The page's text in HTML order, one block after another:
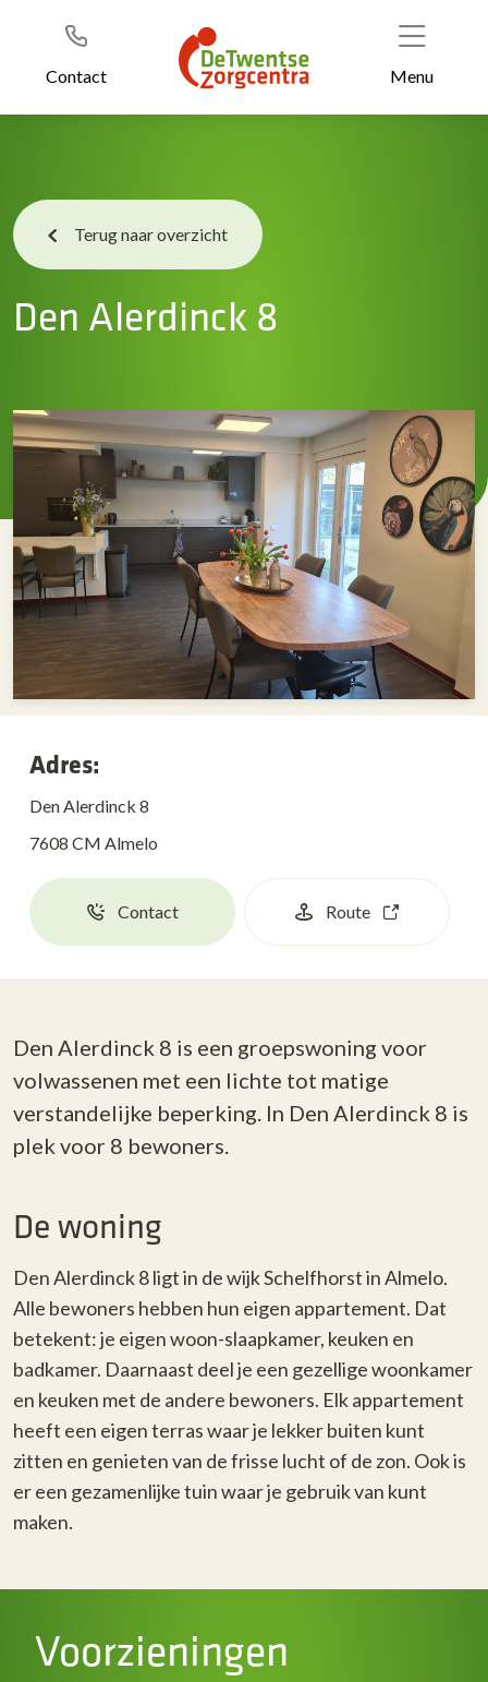
Header
Contact Menu
Terug naar overzicht
Den Alerdinck 8
Adres:
Den Alerdinck 8
7608 CM Almelo
Contact Route
Den Alerdinck 8 is een groepswoning voor
volwassenen met een lichte tot matige
verstandelijke beperking. In Den Alerdinck 8 is
plek voor 8 bewoners.
De woning
Den Alerdinck 8 ligt in de wijk Schelfhorst in Almelo.
Alle bewoners hebben hun eigen appartement. Dat
betekent: je eigen woon-slaapkamer, keuken en
badkamer. Daarnaast deel je een gezellige woonkamer
en keuken met de andere bewoners. Elk appartement
heeft een eigen terras waar je lekker buiten kunt
zitten en genieten van de frisse lucht of de zon. Ook is
er een gezamenlijke tuin waar je gebruik van kunt
maken.
Voorzieningen